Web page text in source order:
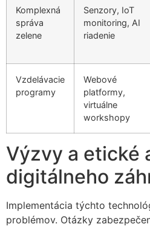
Komplexná
správa
zelene
Senzory, IoT
monitoring, AI
riadenie
Vzdelávacie
programy
Webové
platformy,
virtuálne
workshopy
Výzvy a etické
digitálneho
Implementácia týchto
problémov. Otázky